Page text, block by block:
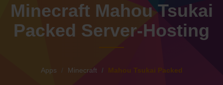
Minecraft Mahou Tsukai
Packed Server-Hosting
Apps Minecraft Mahou Tsukai Packed